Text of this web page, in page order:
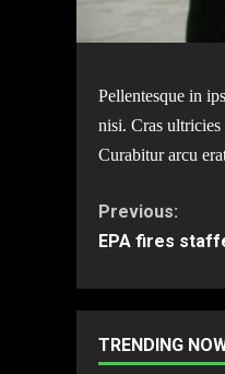
Pellentesque in
nisi. Cras
Curabitur arcu
Continue
Previous:
EPA fires
TRENDING